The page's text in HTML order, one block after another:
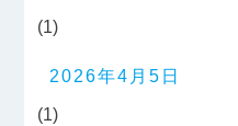
(1)
2026年4月5日
(1)